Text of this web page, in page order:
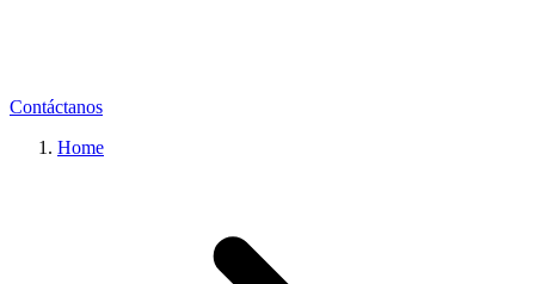
Contáctanos
Home